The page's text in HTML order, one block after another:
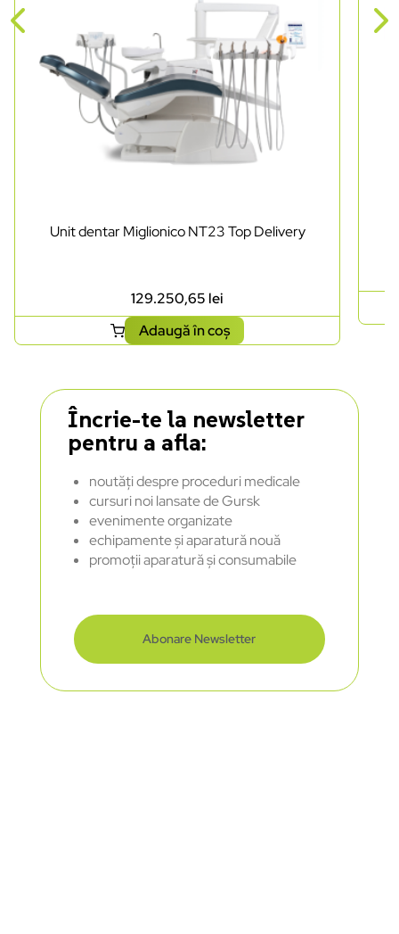
Unit dentar Miglionico NT23 Top Delivery
129.250,65 lei
Adaugă în coș
Încrie-te la newsletter
pentru a afla:
noutăți despre proceduri medicale
cursuri noi lansate de Gursk
evenimente organizate
echipamente și aparatură nouă
promoții aparatură și consumabile
Abonare Newsletter